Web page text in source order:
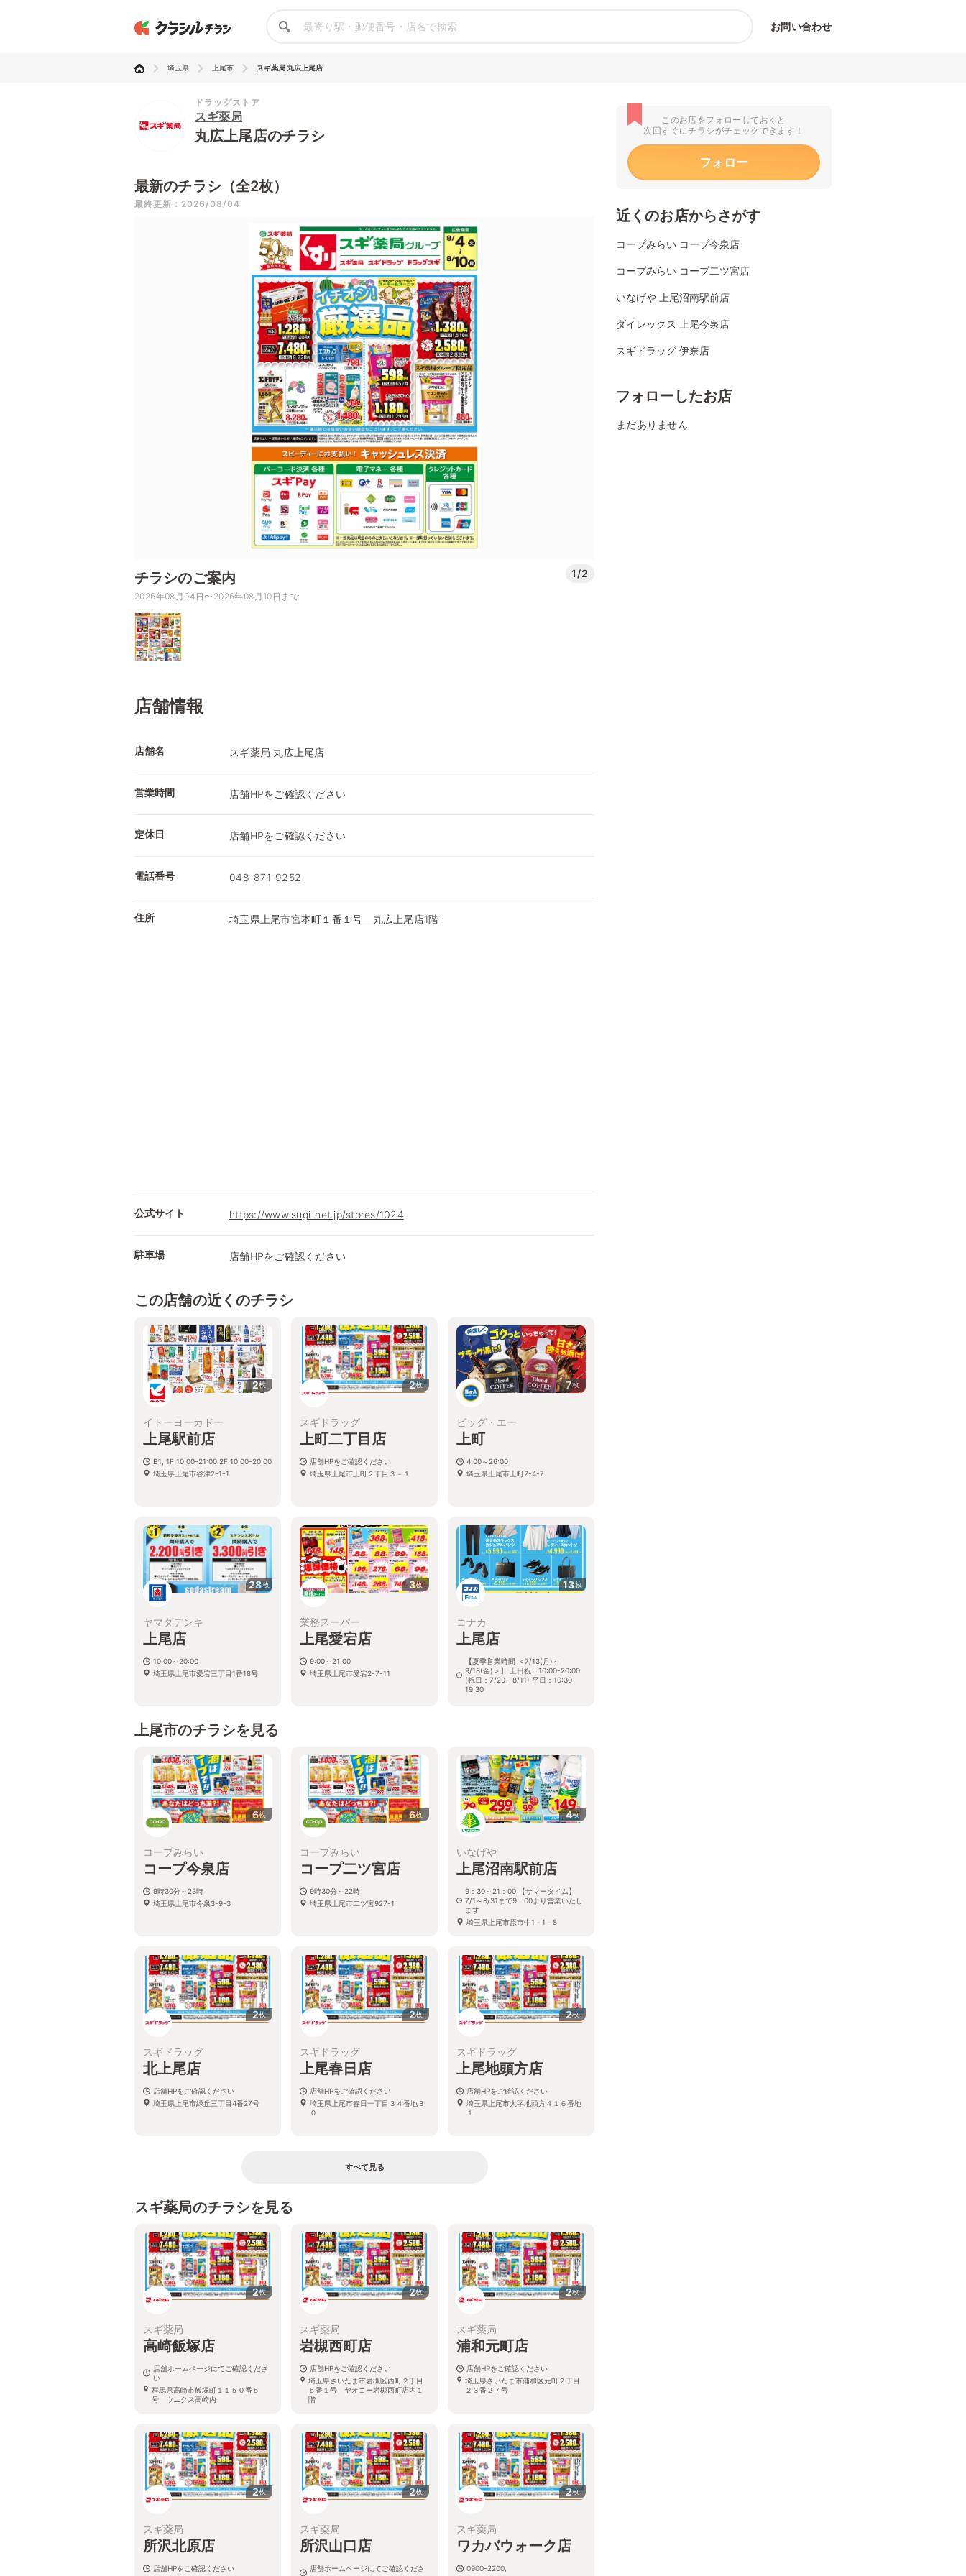
お問い合わせ
埼玉県 上尾市 スギ薬局 丸広上尾店
ドラッグストア
スギ薬局
丸広上尾店のチラシ
最新のチラシ（全2枚）
最終更新：2026/08/04
チラシのご案内 1/2
2026年08月04日〜2026年08月10日まで
店舗情報
店舗名 スギ薬局 丸広上尾店
営業時間 店舗HPをご確認ください
定休日 店舗HPをご確認ください
電話番号 048-871-9252
住所 埼玉県上尾市宮本町１番１号 丸広上尾店1階
公式サイト https://www.sugi-net.jp/stores/1024
駐車場 店舗HPをご確認ください
この店舗の近くのチラシ
2枚
イトーヨーカドー
上尾駅前店
B1, 1F 10:00-21:00 2F 10:00-20:00
埼玉県上尾市谷津2-1-1
2枚
スギドラッグ
上町二丁目店
店舗HPをご確認ください
埼玉県上尾市上町２丁目３－１
7枚
ビッグ・エー
上町
4:00～26:00
埼玉県上尾市上町2-4-7
28枚
ヤマダデンキ
上尾店
10:00～20:00
埼玉県上尾市愛宕三丁目1番18号
3枚
業務スーパー
上尾愛宕店
9:00～21:00
埼玉県上尾市愛宕2-7-11
13枚
コナカ
上尾店
【夏季営業時間 ＜7/13(月)～
9/18(金)＞】 土日祝：10:00-20:00
(祝日：7/20、8/11) 平日：10:30-
19:30
上尾市のチラシを見る
6枚
コープみらい
コープ今泉店
9時30分～23時
埼玉県上尾市今泉3-9-3
6枚
コープみらい
コープ二ツ宮店
9時30分～22時
埼玉県上尾市二ツ宮927-1
4枚
いなげや
上尾沼南駅前店
9：30～21：00 【サマータイム】
7/1～8/31まで9：00より営業いたし
ます
埼玉県上尾市原市中1－1－8
2枚
スギドラッグ
北上尾店
店舗HPをご確認ください
埼玉県上尾市緑丘三丁目4番27号
2枚
スギドラッグ
上尾春日店
店舗HPをご確認ください
埼玉県上尾市春日一丁目３４番地３
０
2枚
スギドラッグ
上尾地頭方店
店舗HPをご確認ください
埼玉県上尾市大字地頭方４１６番地
１
すべて見る
スギ薬局のチラシを見る
2枚
スギ薬局
高崎飯塚店
店舗ホームページにてご確認くださ
い
群馬県高崎市飯塚町１１５０番５
号 ウニクス高崎内
2枚
スギ薬局
岩槻西町店
店舗HPをご確認ください
埼玉県さいたま市岩槻区西町２丁目
５番１号 ヤオコー岩槻西町店内１
階
2枚
スギ薬局
浦和元町店
店舗HPをご確認ください
埼玉県さいたま市浦和区元町２丁目
２３番２７号
2枚
スギ薬局
所沢北原店
店舗HPをご確認ください
2枚
スギ薬局
所沢山口店
店舗ホームページにてご確認くださ
2枚
スギ薬局
ワカバウォーク店
0900-2200,
このお店をフォローしておくと
次回すぐにチラシがチェックできます！
フォロー
近くのお店からさがす
コープみらい コープ今泉店
コープみらい コープ二ツ宮店
いなげや 上尾沼南駅前店
ダイレックス 上尾今泉店
スギドラッグ 伊奈店
フォローしたお店
まだありません